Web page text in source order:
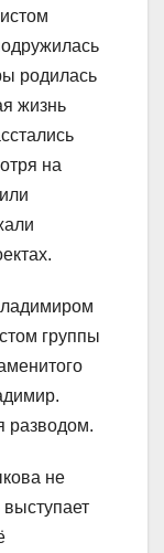
родилась
жизнь
на
группы
разводом.
не